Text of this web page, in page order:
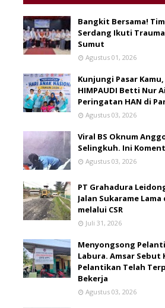
Bangkit Bersama! Tim
Serdang Ikuti
Sumut
Agustus 01, 2026
Kunjungi Pasar Kamu,
HIMPAUDI Betti Nur
Peringatan HAN di
Agustus 03, 2026
Viral BS Oknum
Selingkuh. Ini
Agustus 03, 2026
PT Grahadura
Jalan Sukarame
melalui CSR
Juli 31, 2026
Menyongsong
Labura. Amsar Sebut
Pelantikan Telah
Bekerja
Agustus 03, 2026